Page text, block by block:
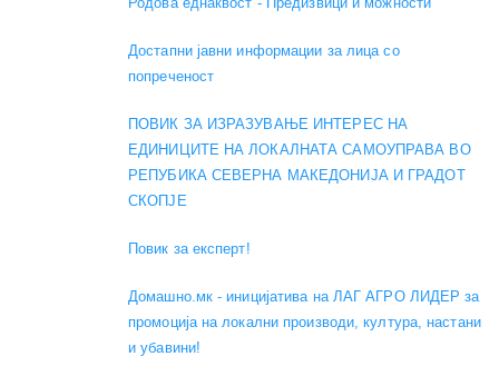
Достапни јавни информации за лица со
попреченост
ПОВИК ЗА ИЗРАЗУВАЊЕ ИНТЕРЕС НА
ЕДИНИЦИТЕ НА ЛОКАЛНАТА САМОУПРАВА ВО
РЕПУБИКА СЕВЕРНА МАКЕДОНИЈА И ГРАДОТ
СКОПЈЕ
Повик за експерт!
Домашно.мк - иницијатива на ЛАГ АГРО ЛИДЕР за
промоција на локални производи, култура, настани
и убавини!